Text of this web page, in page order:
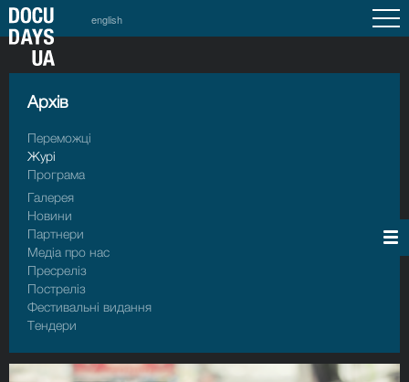
english
Архiв
Переможці
Журі
Програма
Галерея
Новини
Партнери
Медіа про нас
Пресрелiз
Пострелiз
Фестивальні видання
Тендери